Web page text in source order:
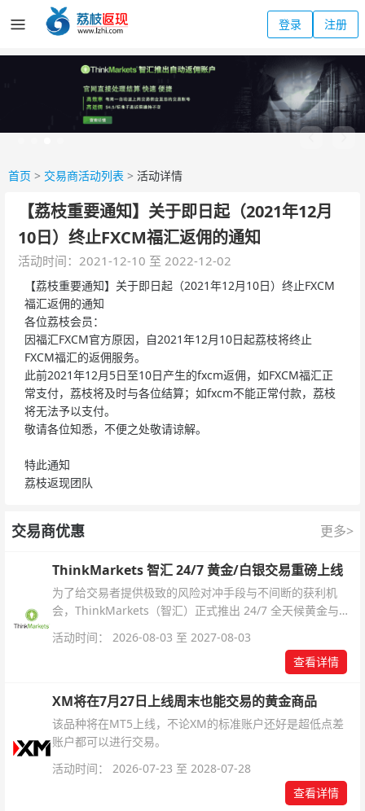
登录 注册
首页 > 交易商活动列表 > 活动详情
【荔枝重要通知】关于即日起（2021年12月
10日）终止FXCM福汇返佣的通知
活动时间：2021-12-10 至 2022-12-02
【荔枝重要通知】关于即日起（2021年12月10日）终止FXCM
福汇返佣的通知
各位荔枝会员：
因福汇FXCM官方原因，自2021年12月10日起荔枝将终止
FXCM福汇的返佣服务。
此前2021年12月5日至10日产生的fxcm返佣，如FXCM福汇正
常支付，荔枝将及时与各位结算；如fxcm不能正常付款，荔枝
将无法予以支付。
敬请各位知悉，不便之处敬请谅解。
特此通知
荔枝返现团队
交易商优惠 更多>
ThinkMarkets 智汇 24/7 黄金/白银交易重磅上线
为了给交易者提供极致的风险对冲手段与不间断的获利机
会，ThinkMarkets（智汇）正式推出 24/7 全天候黄金与白
杆配置、支持软件及交易细则。
活动时间： 2026-08-03 至 2027-08-03
查看详情
XM将在7月27日上线周末也能交易的黄金商品
该品种将在MT5上线，不论XM的标准账户还好是超低点差
账户都可以进行交易。
活动时间： 2026-07-23 至 2028-07-28
查看详情